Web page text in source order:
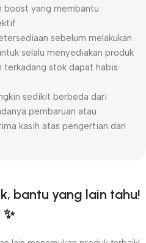
boost yang membantu
sebelum melakukan
selalu menyediakan produk
terkadang stok dapat habis
sedikit berbeda dari
pembaruan atau
kasih atas pengertian dan
bantu yang lain tahu!
✨